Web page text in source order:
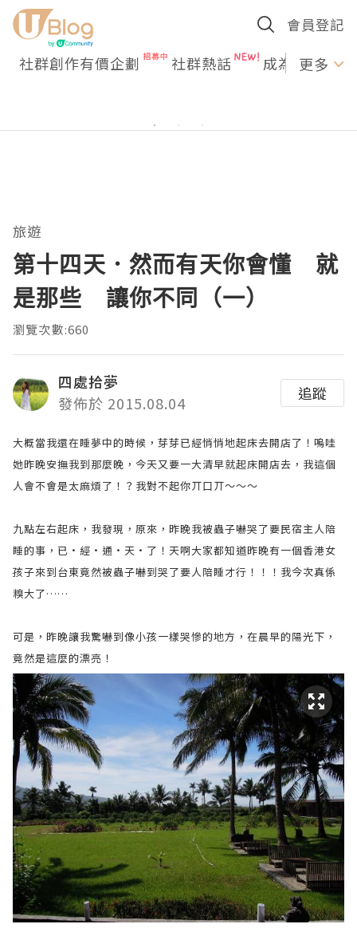
會員登記
社群創作有價企劃 社群熱話 成為U更多
旅遊
第十四天．然而有天你會懂 就
是那些 讓你不同（一）
瀏覽次數:660
四處拾夢
發佈於 2015.08.04
追蹤
大概當我還在睡夢中的時候，芽芽已經悄悄地起床去開店了！嗚哇
她昨晚安撫我到那麼晚，今天又要一大清早就起床開店去，我這個
人會不會是太麻煩了！？我對不起你丌口丌～～～
九點左右起床，我發現，原來，昨晚我被蟲子嚇哭了要民宿主人陪
睡的事，已 ． 經 ． 通 ． 天 ． 了！天啊大家都知道昨晚有一個香港女
孩子來到台東竟然被蟲子嚇到哭了要人陪睡才行！！！我今次真係
糗大了……
可是，昨晚讓我驚嚇到像小孩一樣哭慘的地方，在晨早的陽光下，
竟然是這麼的漂亮！